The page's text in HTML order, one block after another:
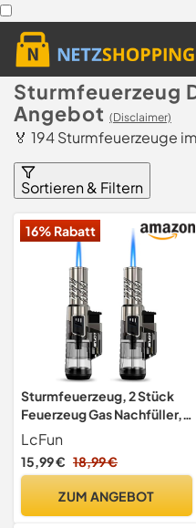
Sturmfeuerzeug
Angebot (Disclaimer)
🏅 194 Sturmfeuerzeuge
Sortieren & Filtern
16% Rabatt
Sturmfeuerzeug, 2 Stück
Feuerzeug Gas Nachfüller,
Feuerzeug Jetflame,
Geschenke für Männer -
Butane Nicht INBEGRIFFEN
LcFun
15,99 € 18,99 €
ZUM ANGEBOT